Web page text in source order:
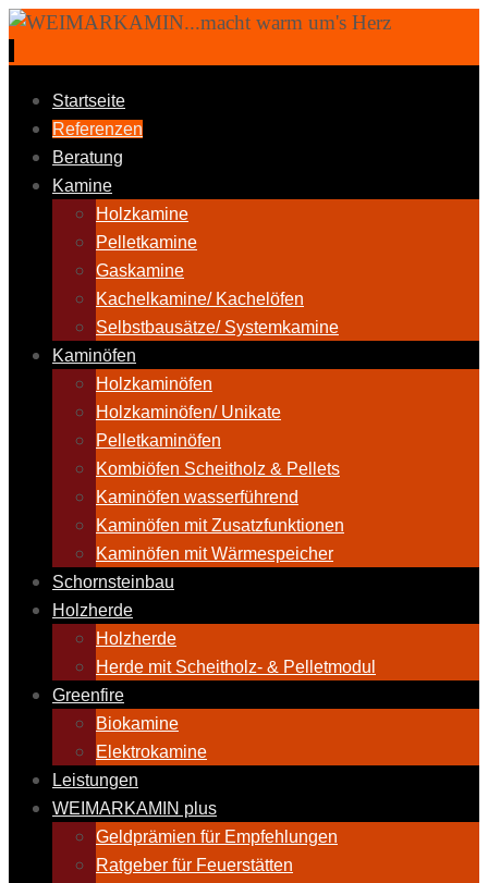
Zum
Inhalt
springen
Startseite
Referenzen
Beratung
Kamine
Holzkamine
Pelletkamine
Gaskamine
Kachelkamine/ Kachelöfen
Selbstbausätze/ Systemkamine
Kaminöfen
Holzkaminöfen
Holzkaminöfen/ Unikate
Pelletkaminöfen
Kombiöfen Scheitholz & Pellets
Kaminöfen wasserführend
Kaminöfen mit Zusatzfunktionen
Kaminöfen mit Wärmespeicher
Schornsteinbau
Holzherde
Holzherde
Herde mit Scheitholz- & Pelletmodul
Greenfire
Biokamine
Elektrokamine
Leistungen
WEIMARKAMIN plus
Geldprämien für Empfehlungen
Ratgeber für Feuerstätten